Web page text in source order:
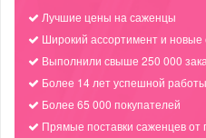
Лучшие цены на саженцы
Широкий ассортимент и
Выполнили свыше 250 000
Более 14 лет успешной работы
Более 65 000 покупателей
Прямые поставки саженцев от